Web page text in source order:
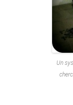
Un